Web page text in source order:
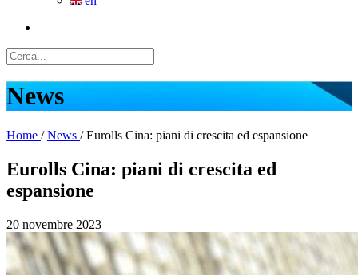
News
Home / News / Eurolls Cina: piani di crescita ed espansione
Eurolls Cina: piani di crescita ed
espansione
20 novembre 2023